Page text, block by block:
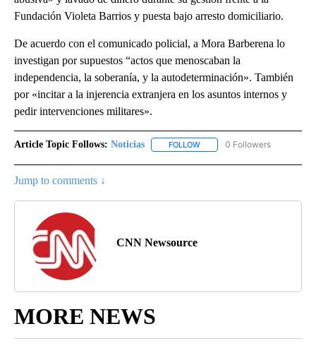
Fundación Violeta Barrios y puesta bajo arresto domiciliario.
De acuerdo con el comunicado policial, a Mora Barberena lo
investigan por supuestos “actos que menoscaban la
independencia, la soberanía, y la autodeterminación». También
por «incitar a la injerencia extranjera en los asuntos internos y
pedir intervenciones militares».
Article Topic Follows: Noticias FOLLOW FOLLOW "NOTICIAS" TO
0 Followers
Jump to comments ↓
CNN Newsource
MORE NEWS